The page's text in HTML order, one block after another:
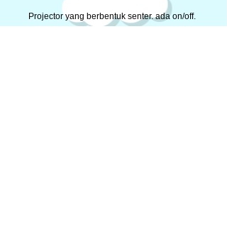
Projector yang berbentuk senter. ada on/off.